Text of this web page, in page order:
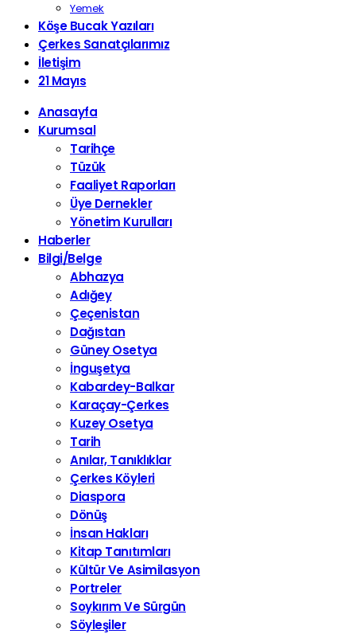
Yemek
Köşe Bucak Yazıları
Çerkes Sanatçılarımız
İletişim
21 Mayıs
Anasayfa
Kurumsal
Tarihçe
Tüzük
Faaliyet Raporları
Üye Dernekler
Yönetim Kurulları
Haberler
Bilgi/Belge
Abhazya
Adığey
Çeçenistan
Dağıstan
Güney Osetya
İnguşetya
Kabardey-Balkar
Karaçay-Çerkes
Kuzey Osetya
Tarih
Anılar, Tanıklıklar
Çerkes Köyleri
Diaspora
Dönüş
İnsan Hakları
Kitap Tanıtımları
Kültür Ve Asimilasyon
Portreler
Soykırım Ve Sürgün
Söyleşiler